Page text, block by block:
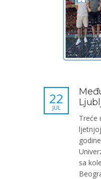
22
JUL
Treće
sa